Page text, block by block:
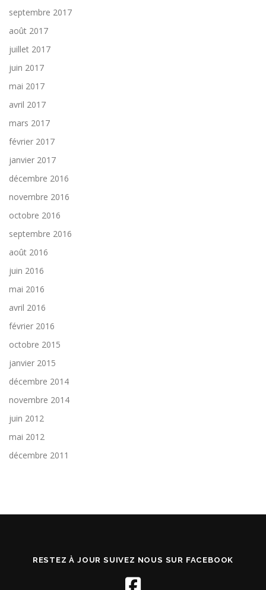
septembre 2017
août 2017
juillet 2017
juin 2017
mai 2017
avril 2017
mars 2017
février 2017
janvier 2017
décembre 2016
novembre 2016
octobre 2016
septembre 2016
août 2016
juin 2016
mai 2016
avril 2016
février 2016
octobre 2015
janvier 2015
décembre 2014
novembre 2014
juin 2012
mai 2012
décembre 2011
RESTEZ À JOUR SUIVEZ NOUS SUR FACEBOOK